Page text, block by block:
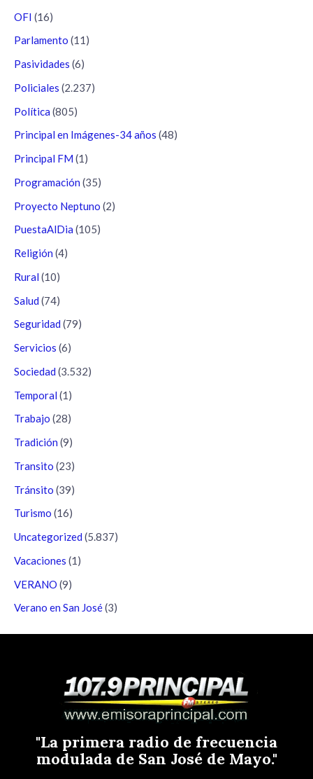
OFI (16)
Parlamento (11)
Pasividades (6)
Policiales (2.237)
Política (805)
Principal en Imágenes-34 años (48)
Principal FM (1)
Programación (35)
Proyecto Neptuno (2)
PuestaAlDia (105)
Religión (4)
Rural (10)
Salud (74)
Seguridad (79)
Servicios (6)
Sociedad (3.532)
Temporal (1)
Trabajo (28)
Tradición (9)
Transito (23)
Tránsito (39)
Turismo (16)
Uncategorized (5.837)
Vacaciones (1)
VERANO (9)
Verano en San José(3)
"La primera radio de frecuencia
modulada de San José de Mayo."